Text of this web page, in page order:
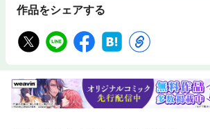
作品をシェアする